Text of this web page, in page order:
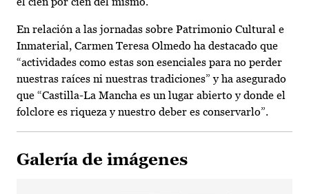
En relación a las jornadas sobre Patrimonio Cultural e
Inmaterial, Carmen Teresa Olmedo ha destacado que
“actividades como estas son esenciales para no perder
nuestras raíces ni nuestras tradiciones” y ha asegurado
que “Castilla-La Mancha es un lugar abierto y donde el
folclore es riqueza y nuestro deber es conservarlo”.
Galería de imágenes